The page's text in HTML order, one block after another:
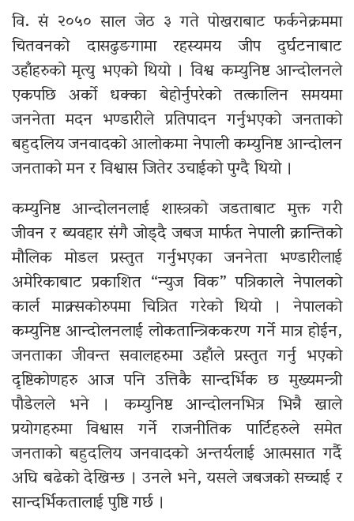
वि. सं २०५० साल जेठ ३ गते पोखराबाट फर्कनेक्रममा
चितवनको दासढुङगामा रहस्यमय जीप दुर्घटनाबाट
उहाँहरुको मृत्यु भएको थियो । विश्व कम्युनिष्ट आन्दोलनले
एकपछि अर्को धक्का बेहोर्नुपरेको तत्कालिन समयमा
जननेता मदन भण्डारीले प्रतिपादन गर्नुभएको जनताको
बहुदलिय जनवादको आलोकमा नेपाली कम्युनिष्ट आन्दोलन
जनताको मन र विश्वास जितेर उचाईको पुग्दै थियो ।
कम्युनिष्ट आन्दोलनलाई शास्त्रको जडताबाट मुक्त गरी
जीवन र ब्यवहार संगै जोड्दै जबज मार्फत नेपाली क्रान्तिको
मौलिक मोडल प्रस्तुत गर्नुभएका जननेता भण्डारीलाई
अमेरिकाबाट प्रकाशित “न्युज विक” पत्रिकाले नेपालको
कार्ल माक्र्सकोरुपमा चित्रित गरेको थियो । नेपालको
कम्युनिष्ट आन्दोलनलाई लोकतान्त्रिककरण गर्ने मात्र होईन,
जनताका जीवन्त सवालहरुमा उहाँले प्रस्तुत गर्नु भएको
दृष्टिकोणहरु आज पनि उत्तिकै सान्दर्भिक छ मुख्यमन्त्री
पौडेलले भने । कम्युनिष्ट आन्दोलनभित्र भिन्नै खाले
प्रयोगहरुमा विश्वास गर्ने राजनीतिक पार्टिहरुले समेत
जनताको बहुदलिय जनवादको अन्तर्यलाई आत्मसात गर्दै
अघि बढेको देखिन्छ । उनले भने, यसले जबजको सच्चाई र
सान्दर्भिकतालाई पुष्टि गर्छ ।